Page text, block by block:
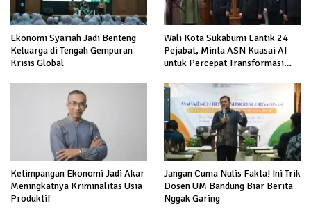
Ekonomi Syariah Jadi Benteng
Keluarga di Tengah Gempuran
Krisis Global
Wali Kota Sukabumi Lantik 24
Pejabat, Minta ASN Kuasai AI
untuk Percepat Transformasi
Ketimpangan Ekonomi Jadi Akar
Meningkatnya Kriminalitas Usia
Produktif
Jangan Cuma Nulis Fakta! Ini Trik
Dosen UM Bandung Biar Berita
Nggak Garing